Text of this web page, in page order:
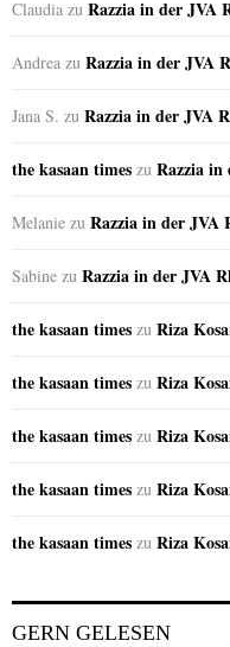
Claudia zu Razzia in der JVA
Andrea zu Razzia in der JVA
Jana S. zu Razzia in der JVA
the kasaan times zu Razzia in
Melanie zu Razzia in der JVA
Sabine zu Razzia in der JVA
the kasaan times zu Riza
the kasaan times zu Riza
the kasaan times zu Riza
the kasaan times zu Riza
the kasaan times zu Riza
GERN GELESEN